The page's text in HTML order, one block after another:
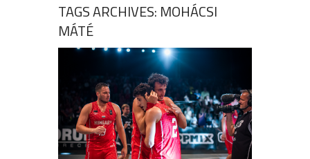
TAGS ARCHIVES: MOHÁCSI
MÁTÉ